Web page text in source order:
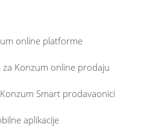
online platforme
za Konzum online prodaju
Smart prodavaonici
aplikacije